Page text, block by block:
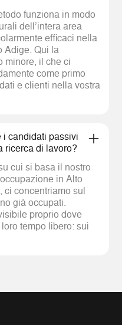
funziona in modo
dell’intera area
efficaci nella
Adige. Qui la
minore, il che ci
come primo
e clienti nella vostra
i candidati passivi
ricerca di lavoro?
cui si basa il nostro
in Alto
ci concentriamo sul
già occupati.
proprio dove
tempo libero: sui